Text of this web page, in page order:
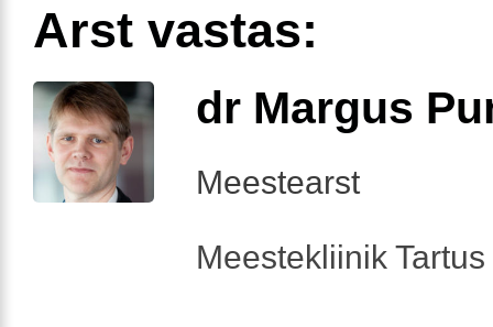
Arst vastas:
dr Margus
Meestearst
Meestekliinik